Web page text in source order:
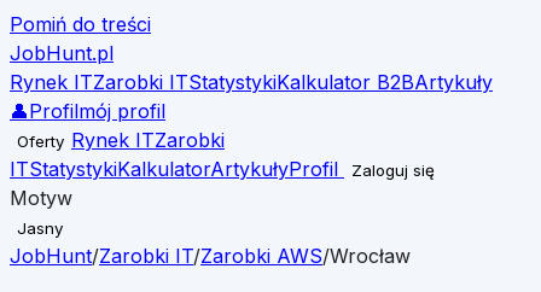
Pomiń do treści
JobHunt.pl
Rynek ITZarobki ITStatystykiKalkulator B2BArtykuły
👤Profilmój profil
Oferty Rynek ITZarobki
ITStatystykiKalkulatorArtykułyProfil Zaloguj się
Motyw
Jasny
JobHunt/Zarobki IT/Zarobki AWS/Wrocław